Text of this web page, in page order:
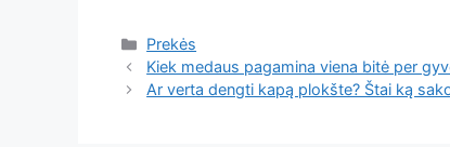
Kategorijos
Prekės
Kiek medaus pagamina viena bitė per
Ar verta dengti kapą plokšte? Štai ką